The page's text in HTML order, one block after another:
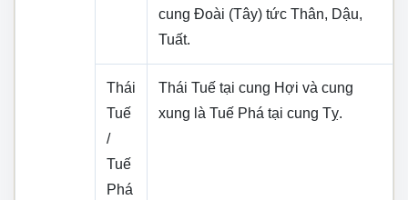
cung Đoài (Tây) tức Thân, Dậu,
Tuất.
Thái
Tuế
/
Tuế
Phá
Thái Tuế tại cung Hợi và cung
xung là Tuế Phá tại cung Tỵ.